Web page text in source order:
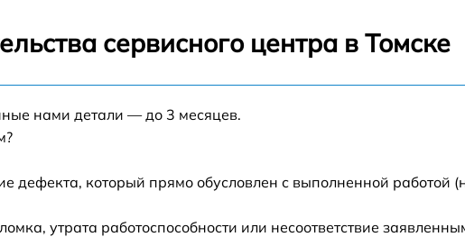
от 70 мин
сервисного центра в Томске
нами детали — до 3 месяцев.
дефекта, который прямо обусловлен с выполненной работой
утрата работоспособности или несоответствие